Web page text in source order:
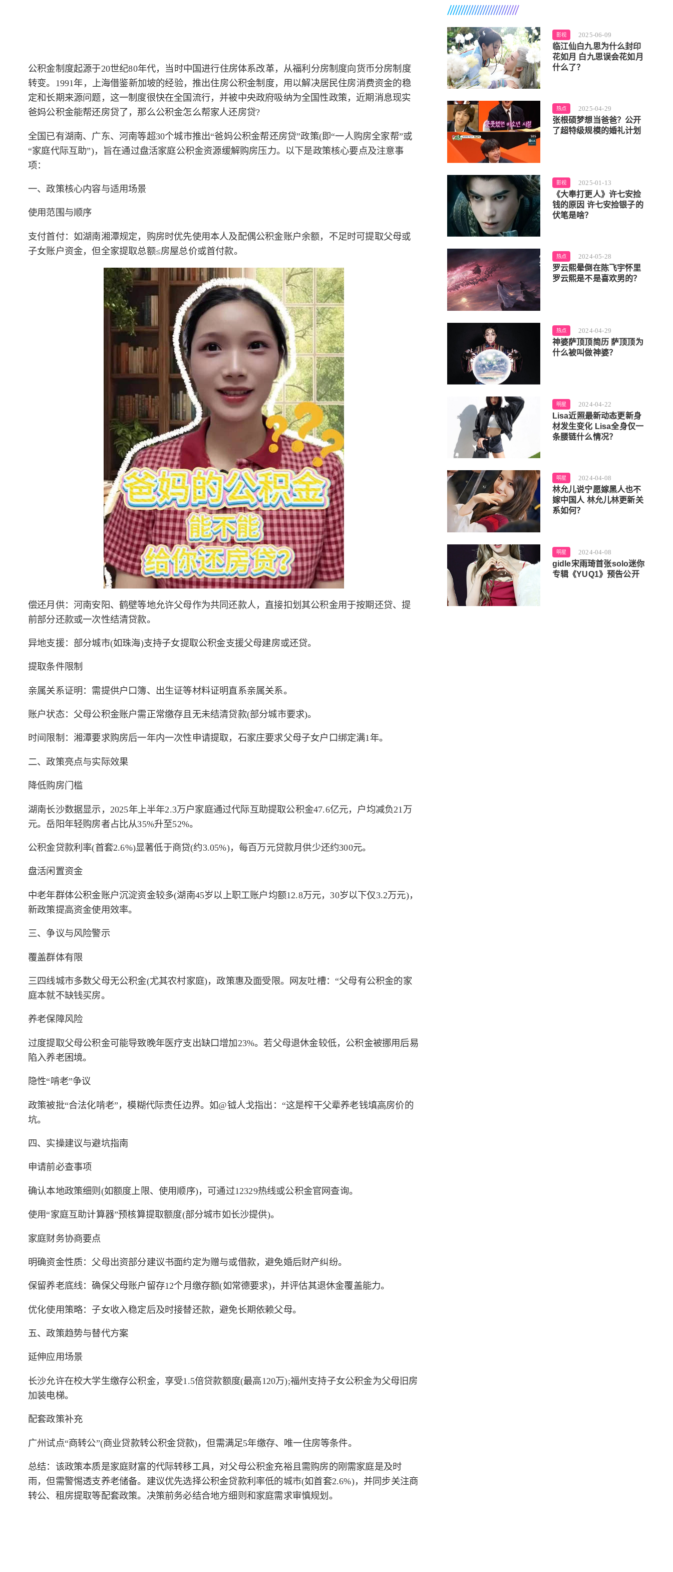
公积金制度起源于20世纪80年代，当时中国进行住房体系改革，从福利分房制度向货币分房制度
转变。1991年，上海借鉴新加坡的经验，推出住房公积金制度，用以解决居民住房消费资金的稳
定和长期来源问题，这一制度很快在全国流行，并被中央政府吸纳为全国性政策，近期消息现实
爸妈公积金能帮还房贷了，那么公积金怎么帮家人还房贷?
全国已有湖南、广东、河南等超30个城市推出“爸妈公积金帮还房贷”政策(即“一人购房全家帮”或
“家庭代际互助”)，旨在通过盘活家庭公积金资源缓解购房压力。以下是政策核心要点及注意事
项：
一、政策核心内容与适用场景
使用范围与顺序
支付首付：如湖南湘潭规定，购房时优先使用本人及配偶公积金账户余额，不足时可提取父母或
子女账户资金，但全家提取总额≤房屋总价或首付款。
偿还月供：河南安阳、鹤壁等地允许父母作为共同还款人，直接扣划其公积金用于按期还贷、提
前部分还款或一次性结清贷款。
异地支援：部分城市(如珠海)支持子女提取公积金支援父母建房或还贷。
提取条件限制
亲属关系证明：需提供户口簿、出生证等材料证明直系亲属关系。
账户状态：父母公积金账户需正常缴存且无未结清贷款(部分城市要求)。
时间限制：湘潭要求购房后一年内一次性申请提取，石家庄要求父母子女户口绑定满1年。
二、政策亮点与实际效果
降低购房门槛
湖南长沙数据显示，2025年上半年2.3万户家庭通过代际互助提取公积金47.6亿元，户均减负21万
元。岳阳年轻购房者占比从35%升至52%。
公积金贷款利率(首套2.6%)显著低于商贷(约3.05%)，每百万元贷款月供少还约300元。
盘活闲置资金
中老年群体公积金账户沉淀资金较多(湖南45岁以上职工账户均额12.8万元，30岁以下仅3.2万元)，
新政策提高资金使用效率。
三、争议与风险警示
覆盖群体有限
三四线城市多数父母无公积金(尤其农村家庭)，政策惠及面受限。网友吐槽：“父母有公积金的家
庭本就不缺钱买房。
养老保障风险
过度提取父母公积金可能导致晚年医疗支出缺口增加23%。若父母退休金较低，公积金被挪用后易
陷入养老困境。
隐性“啃老”争议
政策被批“合法化啃老”，模糊代际责任边界。如@钺人戈指出：“这是榨干父辈养老钱填高房价的
坑。
四、实操建议与避坑指南
申请前必查事项
确认本地政策细则(如额度上限、使用顺序)，可通过12329热线或公积金官网查询。
使用“家庭互助计算器”预核算提取额度(部分城市如长沙提供)。
家庭财务协商要点
明确资金性质：父母出资部分建议书面约定为赠与或借款，避免婚后财产纠纷。
保留养老底线：确保父母账户留存12个月缴存额(如常德要求)，并评估其退休金覆盖能力。
优化使用策略：子女收入稳定后及时接替还款，避免长期依赖父母。
五、政策趋势与替代方案
延伸应用场景
长沙允许在校大学生缴存公积金，享受1.5倍贷款额度(最高120万);福州支持子女公积金为父母旧房
加装电梯。
配套政策补充
广州试点“商转公”(商业贷款转公积金贷款)，但需满足5年缴存、唯一住房等条件。
总结：该政策本质是家庭财富的代际转移工具，对父母公积金充裕且需购房的刚需家庭是及时
雨，但需警惕透支养老储备。建议优先选择公积金贷款利率低的城市(如首套2.6%)，并同步关注商
转公、租房提取等配套政策。决策前务必结合地方细则和家庭需求审慎规划。
影视 2025-06-09
临江仙白九思为什么封印
花如月 白九思误会花如月
什么了？
热点 2025-04-29
张根硕梦想当爸爸？公开
了超特级规模的婚礼计划
影视 2025-01-13
《大奉打更人》许七安捡
钱的原因 许七安捡银子的
伏笔是啥？
热点 2024-05-28
罗云熙晕倒在陈飞宇怀里
罗云熙是不是喜欢男的？
热点 2024-04-29
神婆萨顶顶简历 萨顶顶为
什么被叫做神婆？
明星 2024-04-22
Lisa近照最新动态更新身
材发生变化 Lisa全身仅一
条腰链什么情况？
明星 2024-04-08
林允儿说宁愿嫁黑人也不
嫁中国人 林允儿林更新关
系如何？
明星 2024-04-08
gidle宋雨琦首张solo迷你
专辑《YUQ1》预告公开